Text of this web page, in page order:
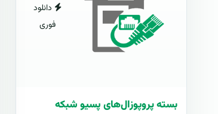
دانلود
فوری
بسته پروپوزال‌های پسیو شبکه